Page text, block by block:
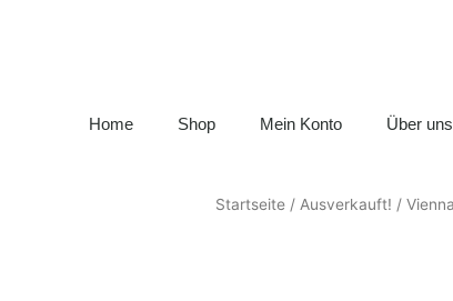
Home Shop Mein Konto Über uns
Startseite / Ausverkauft! /